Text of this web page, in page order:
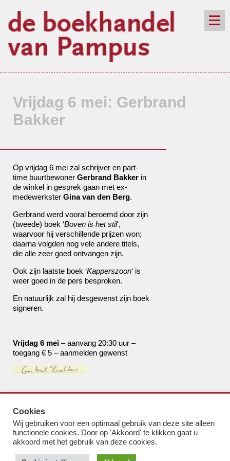
nieuwsbrief
Vrijdag 6 mei: Gerbrand
Bakker
Op vrijdag 6 mei zal schrijver en part-
time buurtbewoner Gerbrand Bakker in
de winkel in gesprek gaan met ex-
medewerkster Gina van den Berg.
Gerbrand werd vooral beroemd door zijn
(tweede) boek ‘Boven is het stil‘,
waarvoor hij verschillende prijzen won;
daarna volgden nog vele andere titels,
die alle zeer goed ontvangen zijn.
Ook zijn laatste boek ‘Kapperszoon‘ is
weer goed in de pers besproken.
En natuurlijk zal hij desgewenst zijn boek
signeren.
Vrijdag 6 mei – aanvang 20:30 uur –
toegang € 5 – aanmelden gewenst
bestel@boekhandelvanpampus.nl
van Eesterenlaan 17
1019 JK Amsterdam
u appt ons 06 1544 8310
Cookies
Wij gebruiken voor een optimaal gebruik van deze site alleen
functionele cookies. Door op 'Akkoord' te klikken gaat u
akkoord met het gebruik van deze cookies.